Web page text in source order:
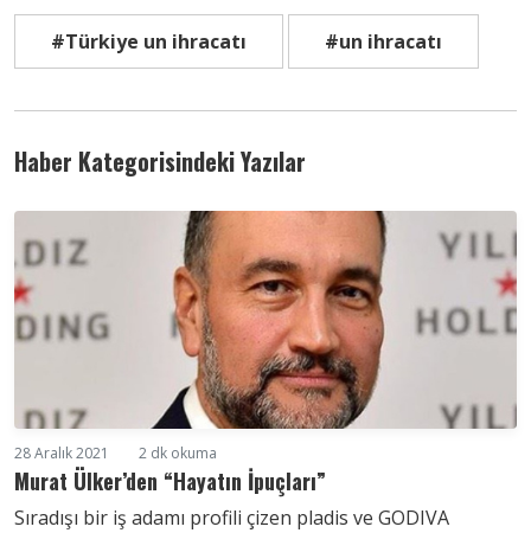
#Türkiye un ihracatı #un ihracatı
Haber Kategorisindeki Yazılar
28 Aralık 2021 2 dk okuma
Murat Ülker’den “Hayatın İpuçları”
Sıradışı bir iş adamı profili çizen pladis ve GODIVA